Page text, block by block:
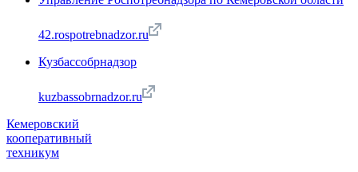
42.rospotrebnadzor.ru
Кузбассобрнадзор
kuzbassobrnadzor.ru
Кемеровский
кооперативный
техникум